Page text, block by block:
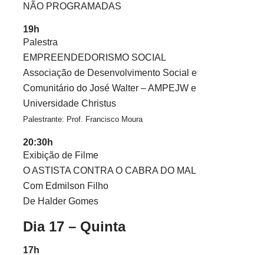
NÃO PROGRAMADAS
19h
Palestra
EMPREENDEDORISMO SOCIAL
Associação de Desenvolvimento Social e
Comunitário do José Walter – AMPEJW e
Universidade Christus
Palestrante: Prof. Francisco Moura
20:30h
Exibição de Filme
O ASTISTA CONTRA O CABRA DO MAL
Com Edmilson Filho
De Halder Gomes
Dia 17 – Quinta
17h